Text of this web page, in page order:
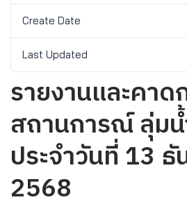
Create Date
Last Updated
รายงานและคา
สถานการณ์ ลุ่ม
ประจำวันที่ 13 ธั
2568